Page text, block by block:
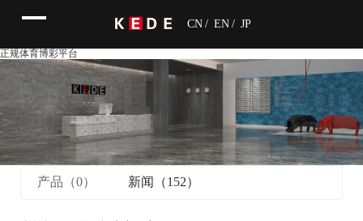
正规体育博彩平台
CN / EN / JP
产品（0） 新闻（152）